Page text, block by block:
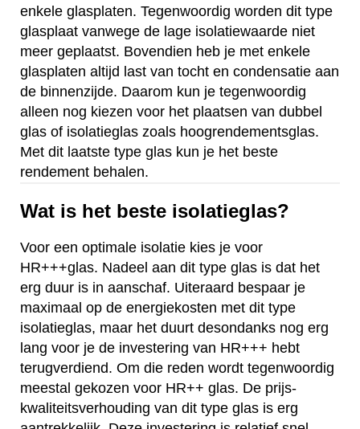
enkele glasplaten. Tegenwoordig worden dit type
glasplaat vanwege de lage isolatiewaarde niet
meer geplaatst. Bovendien heb je met enkele
glasplaten altijd last van tocht en condensatie aan
de binnenzijde. Daarom kun je tegenwoordig
alleen nog kiezen voor het plaatsen van dubbel
glas of isolatieglas zoals hoogrendementsglas.
Met dit laatste type glas kun je het beste
rendement behalen.
Wat is het beste isolatieglas?
Voor een optimale isolatie kies je voor
HR+++glas. Nadeel aan dit type glas is dat het
erg duur is in aanschaf. Uiteraard bespaar je
maximaal op de energiekosten met dit type
isolatieglas, maar het duurt desondanks nog erg
lang voor je de investering van HR+++ hebt
terugverdiend. Om die reden wordt tegenwoordig
meestal gekozen voor HR++ glas. De prijs-
kwaliteitsverhouding van dit type glas is erg